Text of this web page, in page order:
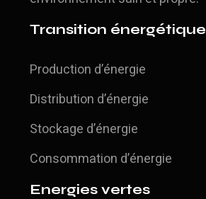
Transition énergétique
Production d’énergie
Distribution d’énergie
Stockage d’énergie
Consommation d’énergie
Energies vertes